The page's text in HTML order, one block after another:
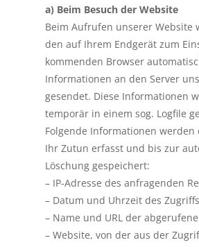
a) Beim Besuch der Website
Beim Aufrufen unserer Website
den auf Ihrem Endgerät zum
kommenden Browser
Informationen an den Server
gesendet. Diese Informationen
temporär in einem sog. Logfile
Folgende Informationen werden
Ihr Zutun erfasst und bis zur
Löschung gespeichert:
– IP-Adresse des anfragenden
– Datum und Uhrzeit des
– Name und URL der
– Website, von der aus der